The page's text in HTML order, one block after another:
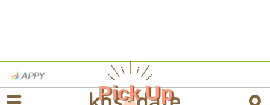
Pick Up